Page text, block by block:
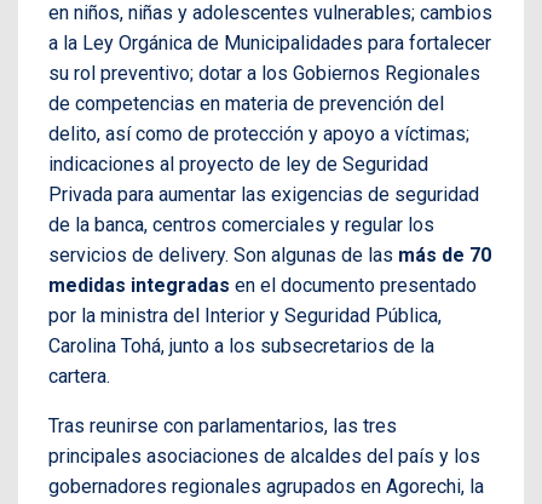
en niños, niñas y adolescentes vulnerables; cambios
a la Ley Orgánica de Municipalidades para fortalecer
su rol preventivo; dotar a los Gobiernos Regionales
de competencias en materia de prevención del
delito, así como de protección y apoyo a víctimas;
indicaciones al proyecto de ley de Seguridad
Privada para aumentar las exigencias de seguridad
de la banca, centros comerciales y regular los
servicios de delivery. Son algunas de las más de 70
medidas integradas en el documento presentado
por la ministra del Interior y Seguridad Pública,
Carolina Tohá, junto a los subsecretarios de la
cartera.
Tras reunirse con parlamentarios, las tres
principales asociaciones de alcaldes del país y los
gobernadores regionales agrupados en Agorechi, la